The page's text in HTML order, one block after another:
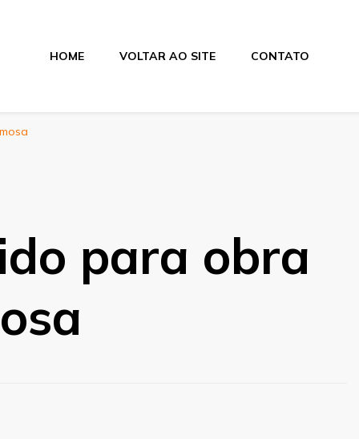
HOME VOLTAR AO SITE CONTATO
para obra